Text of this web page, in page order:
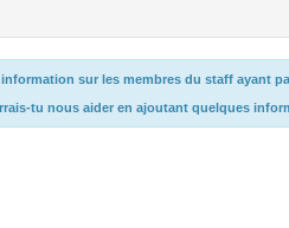
sur les membres du staff ayant
tu nous aider en ajoutant quelques